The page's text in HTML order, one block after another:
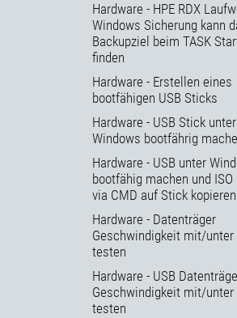
Hardware - HPE RDX
Windows Sicherung kann
Backupziel beim TASK
finden
Hardware - Erstellen eines
bootfähigen USB Sticks
Hardware - USB Stick unter
Windows bootfährig
Hardware - USB unter
bootfähig machen und ISO
via CMD auf Stick kopieren
Hardware - Datenträger
Geschwindigkeit mit/unter
testen
Hardware - USB
Geschwindigkeit mit/unter
testen